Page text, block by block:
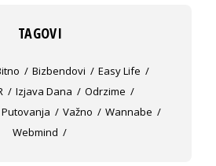
TAGOVI
Bizbendovi
Easy Life
Izjava Dana
Odrzime
Putovanja Važno
Wannabe
Webmind